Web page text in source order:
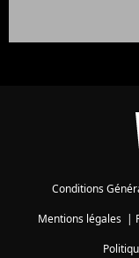
Conditions
Mentions légales|